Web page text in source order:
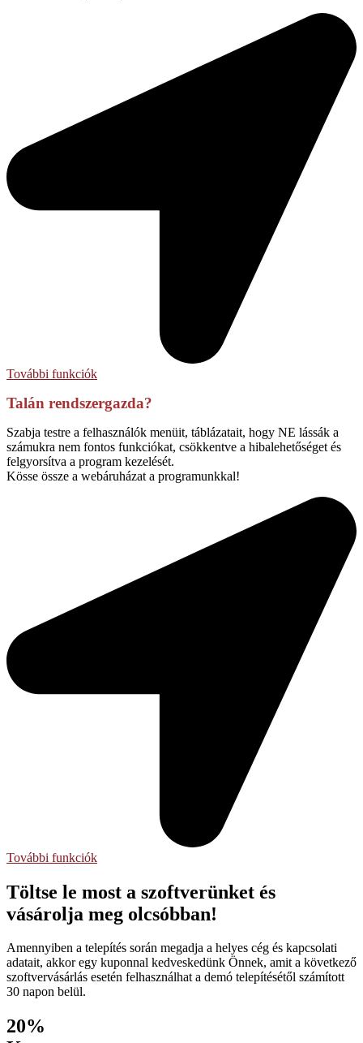
További funkciók
Talán rendszergazda?
Szabja testre a felhasználók menüit, táblázatait, hogy NE lássák a
számukra nem fontos funkciókat, csökkentve a hibalehetőséget és
felgyorsítva a program kezelését.
Kösse össze a webáruházat a programunkkal!
További funkciók
Töltse le most a szoftverünket és
vásárolja meg olcsóbban!
Amennyiben a telepítés során megadja a helyes cég és kapcsolati
adatait, akkor egy kuponnal kedveskedünk Önnek, amit a következő
szoftvervásárlás esetén felhasználhat a demó telepítésétől számított
30 napon belül.
20%